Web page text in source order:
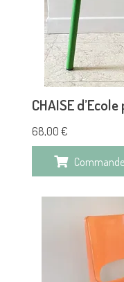
CHAISE
68,00 €